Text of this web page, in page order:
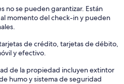
no se pueden garantizar. Están
momento del check-in y pueden
de crédito, tarjetas de débito,
y efectivo.
de la propiedad incluyen extintor
humo y sistema de seguridad